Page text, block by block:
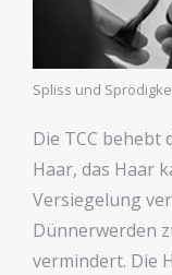
Spliss und
Die TCC behebt
Haar, das Haar
Versiegelung
Dünnerwerden
vermindert. Die